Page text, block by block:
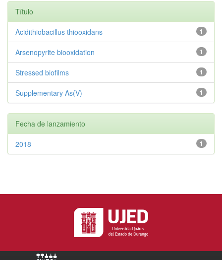
Título
1
Acidithiobacillus thiooxidans
1
Arsenopyrite biooxidation
1
Stressed biofilms
1
Supplementary As(V)
Fecha de lanzamiento
1
2018